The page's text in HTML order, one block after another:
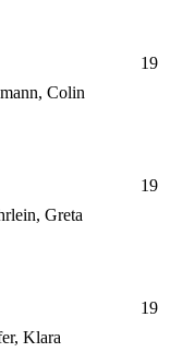
Colin
19
Greta
19
Klara
19